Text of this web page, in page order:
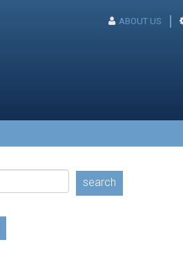
ABOUT US
search